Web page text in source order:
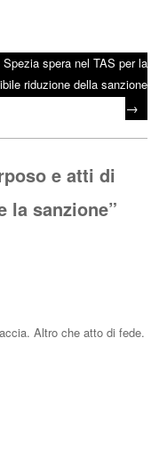
Spezia spera nel TAS per la
riduzione della sanzione
→
e atti di
la sanzione”
Altro che atto di fede.